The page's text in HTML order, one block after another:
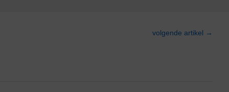
volgende artikel →